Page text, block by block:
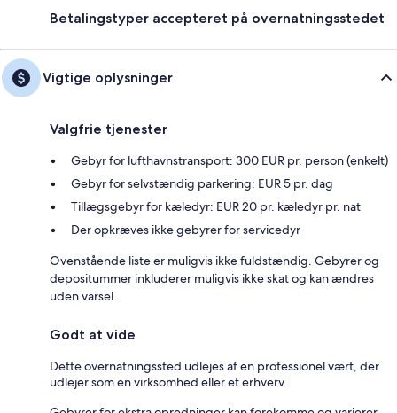
Betalingstyper accepteret på overnatningsstedet
Vigtige oplysninger
Valgfrie tjenester
Gebyr for lufthavnstransport: 300 EUR pr. person (enkelt)
Gebyr for selvstændig parkering: EUR 5 pr. dag
Tillægsgebyr for kæledyr: EUR 20 pr. kæledyr pr. nat
Der opkræves ikke gebyrer for servicedyr
Ovenstående liste er muligvis ikke fuldstændig. Gebyrer og
depositummer inkluderer muligvis ikke skat og kan ændres
uden varsel.
Godt at vide
Dette overnatningssted udlejes af en professionel vært, der
udlejer som en virksomhed eller et erhverv.